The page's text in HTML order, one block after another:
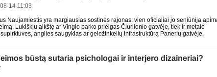
14 11:03
Naujamiestis yra margiausias sostinės rajonas: vien oficialiai jo seniūnija
Lukiškių aikštę ar Vingio parko prieigas Čiurlionio gatvėje, tiek ir metalo
supirktuves, anglies saugyklas ar geležinkelių infrastruktūrą Panerių gatvėje.
būstą sutaria psichologai ir interjero dizaineriai?